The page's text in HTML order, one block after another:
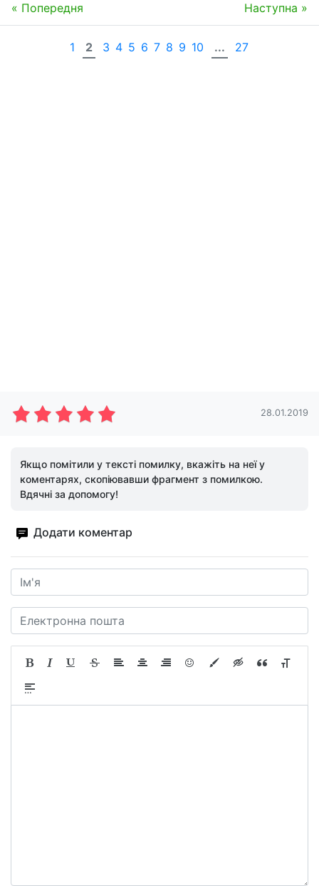
« Попередня Наступна »
1 2 3 4 5 6 7 8 9 10 ... 27
28.01.2019
Якщо помітили у тексті помилку, вкажіть на неї у
коментарях, скопіювавши фрагмент з помилкою.
Вдячні за допомогу!
Додати коментар